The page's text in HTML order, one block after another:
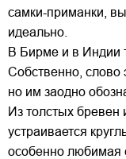
самки-приманки,
идеально.
В Бирме и в Индии
Собственно, слово
но им заодно
Из толстых бревен
устраивается
особенно любимая